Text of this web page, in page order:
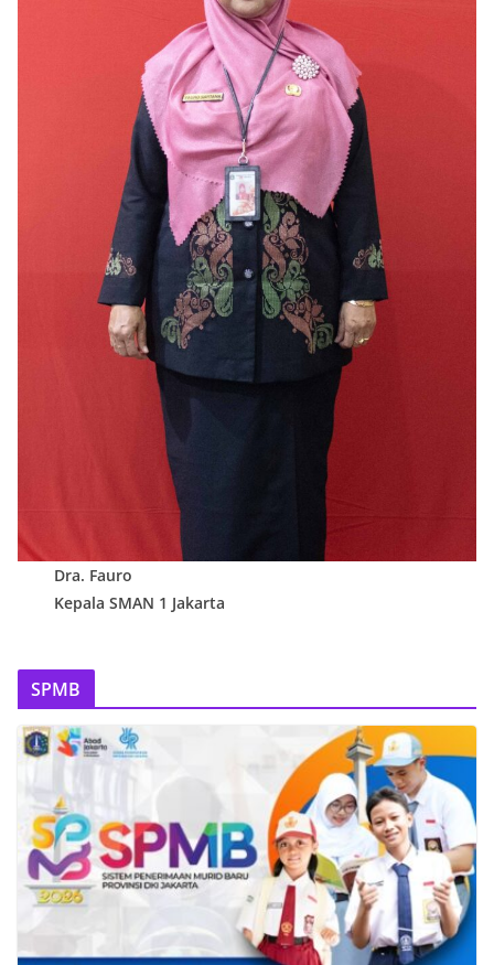
Dra. Fauro
Kepala SMAN 1 Jakarta
SPMB